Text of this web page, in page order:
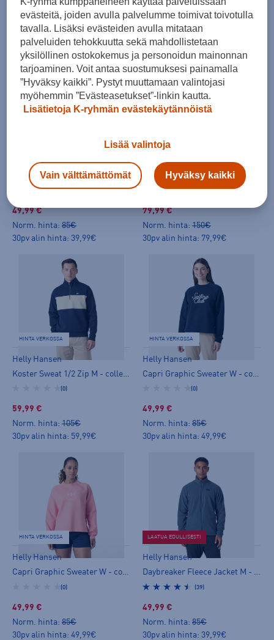
69,99 €
Norm. hinta:150€
30pv alin hinta: 69,99€
39,99 €
Norm. hinta:70€
30pv alin hinta: 39,99€
Helly Hansen
Daybreaker Fleece Jacket W - fleecetakki
(60)
49,99 €
Norm. hinta: 85€
30pv alin hinta: 39,99€
HINTA VERKOSSA
Helly Hansen
(1)
79,99 €
Norm. hinta: 150€
30pv alin hinta: 79,99€
HINTA VERKOSSA
Helly Hansen
(0)
59,99 €
Norm. hinta: 105€
30pv alin hinta: 59,99€
HINTA VERKOSSA
Helly Hansen
(0)
49,99 €
Norm. hinta: 85€
30pv alin hinta: 49,99€
HINTA VERKOSSA
Helly Hansen
Capri Graphic Sweater W - collegepaita
(0)
49,99 €
Norm. hinta: 85€
30pv alin hinta: 49,99€
LAATUA EDULLISESTI
Helly Hansen
Daybreaker Fleece Jacket M - fleecetakki
(39)
49,99 €
Norm. hinta: 85€
30pv alin hinta: 39,99€
evästeitä, joiden avulla palvelumme toimivat toivotulla
tavalla. Lisäksi evästeiden avulla mitataan
palveluiden tehokkuutta sekä mahdollistetaan
yksilöllinen ostokokemus ja personoidun mainonnan
tarjoaminen. Voit antaa suostumuksesi painamalla
”Hyväksy kaikki”. Pystyt muuttamaan valintojasi
myöhemmin ”Evästeasetukset”-linkin kautta.
Lisätietoja K-ryhmän evästekäytännöistä
Lisää valintoja
Vain välttämättömät Hyväksy kaikki